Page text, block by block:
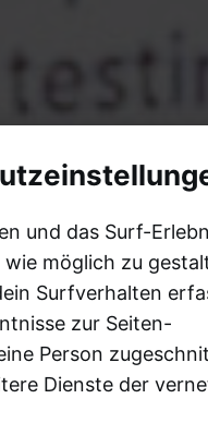
und das Surf-
möglich zu
Surfverhalten
zur Seiten-
Person
Dienste der